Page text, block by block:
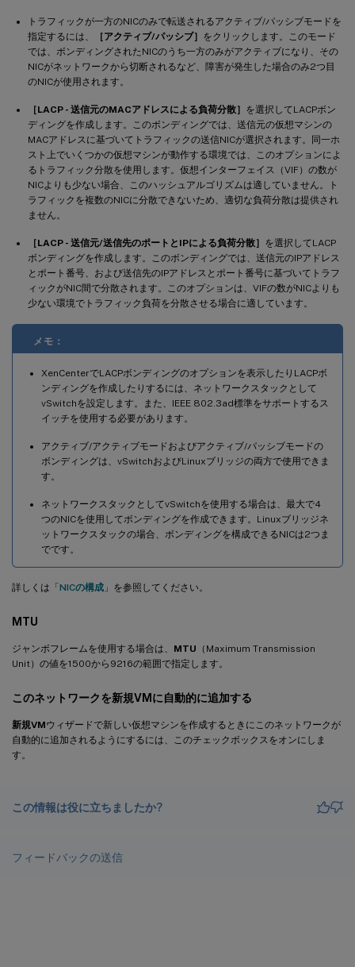
トラフィックが一方のNICのみで転送されるアクティブ/パッシブモードを
指定するには、
［アクティブ/パッシブ］ をクリックします。このモード
では、ボンディングされたNICのうち一方のみがアクティブになり、その
NICがネットワークから切断されるなど、障害が発生した場合のみ2つ目
のNICが使用されます。
［LACP - 送信元のMACアドレスによる負荷分散］ を選択してLACPボン
ディングを作成します。このボンディングでは、送信元の仮想マシンの
MACアドレスに基づいてトラフィックの送信NICが選択されます。同一ホ
スト上でいくつかの仮想マシンが動作する環境では、このオプションによ
るトラフィック分散を使用します。仮想インターフェイス（VIF）の数が
NICよりも少ない場合、このハッシュアルゴリズムは適していません。ト
ラフィックを複数のNICに分散できないため、適切な負荷分散は提供され
ません。
［LACP - 送信元/送信先のポートとIPによる負荷分散］ を選択してLACP
ボンディングを作成します。このボンディングでは、送信元のIPアドレス
とポート番号、および送信先のIPアドレスとポート番号に基づいてトラフ
ィックがNIC間で分散されます。このオプションは、VIFの数がNICよりも
少ない環境でトラフィック負荷を分散させる場合に適しています。
メモ：
XenCenterでLACPボンディングのオプションを表示したりLACPボ
ンディングを作成したりするには、ネットワークスタックとして
vSwitchを設定します。また、IEEE 802.3ad標準をサポートするス
イッチを使用する必要があります。
アクティブ/アクティブモードおよびアクティブ/パッシブモードの
ボンディングは、vSwitchおよびLinuxブリッジの両方で使用できま
す。
ネットワークスタックとしてvSwitchを使用する場合は、最大で4
つのNICを使用してボンディングを作成できます。Linuxブリッジネ
ットワークスタックの場合、ボンディングを構成できるNICは2つま
でです。
詳しくは「NICの構成 」を参照してください。
MTU
ジャンボフレームを使用する場合は、 MTU （Maximum Transmission
Unit）の値を1500から9216の範囲で指定します。
このネットワークを新規VMに自動的に追加する
新規VMウィザードで新しい仮想マシンを作成するときにこのネットワークが
自動的に追加されるようにするには、このチェックボックスをオンにしま
す。
この情報は役に立ちましたか?
フィードバックの送信